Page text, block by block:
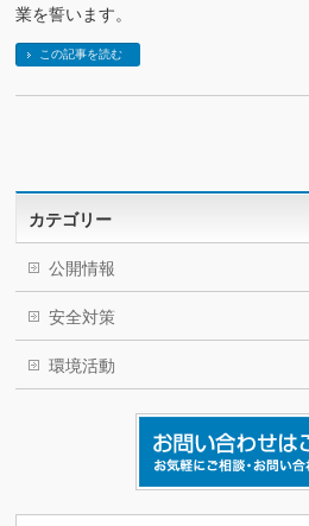
業を誓います。
この記事を読む
カテゴリー
公開情報
安全対策
環境活動